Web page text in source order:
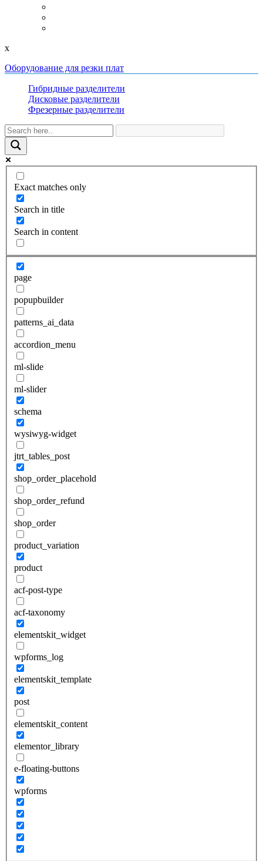
x
Оборудование для резки плат
Гибридные разделители
Дисковые разделители
Фрезерные разделители
Exact matches only
Search in title
Search in content
page
popupbuilder
patterns_ai_data
accordion_menu
ml-slide
ml-slider
schema
wysiwyg-widget
jtrt_tables_post
shop_order_placehold
shop_order_refund
shop_order
product_variation
product
acf-post-type
acf-taxonomy
elementskit_widget
wpforms_log
elementskit_template
post
elementskit_content
elementor_library
e-floating-buttons
wpforms